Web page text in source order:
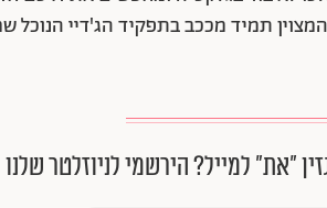
תמיד מככב בתפקיד הג'דיי הנוכל
״את״ למייל? הירשמי לניוזלטר שלנו